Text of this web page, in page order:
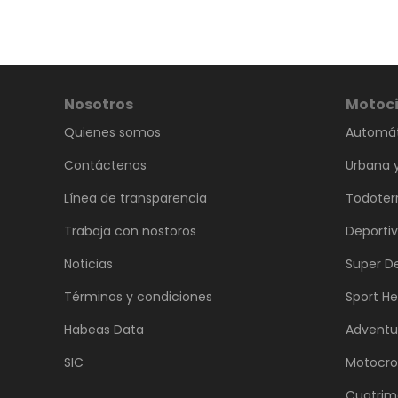
Nosotros
Quienes somos
Contáctenos
Línea de transparencia
Trabaja con nostoros
Noticias
Términos y condiciones
Habeas Data
SIC
Urbana
Super
Sport